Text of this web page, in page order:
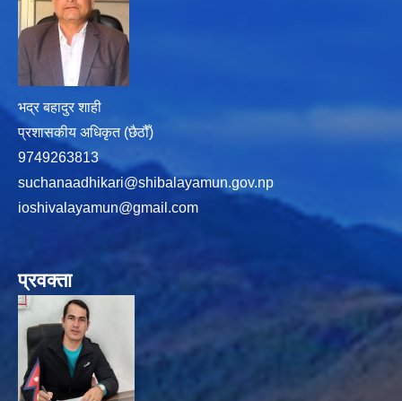
भद्र बहादुर शाही
प्रशासकीय अधिकृत (छैठौँ)
9749263813
suchanaadhikari@shibalayamun.gov.np
ioshivalayamun@gmail.com
प्रवक्ता